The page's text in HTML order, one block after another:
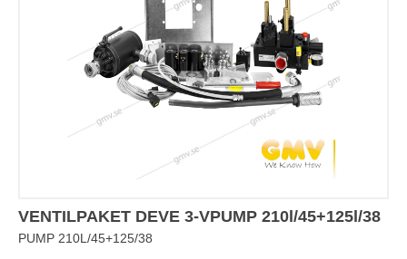
VENTILPAKET DEVE 3-VPUMP 210l/45+125l/38
PUMP 210L/45+125/38